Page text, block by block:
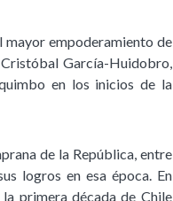
mayor empoderamiento de
García-Huidobro,
en los inicios de la
de la República, entre
logros en esa época. En
primera década de Chile